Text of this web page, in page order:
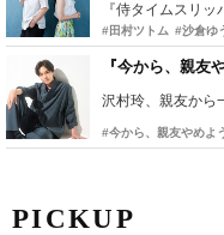
PICKUP
#田村ツトム #沙倉ゆ
『今から、親友
沢村玲、親友から
#今から、親友やめよ